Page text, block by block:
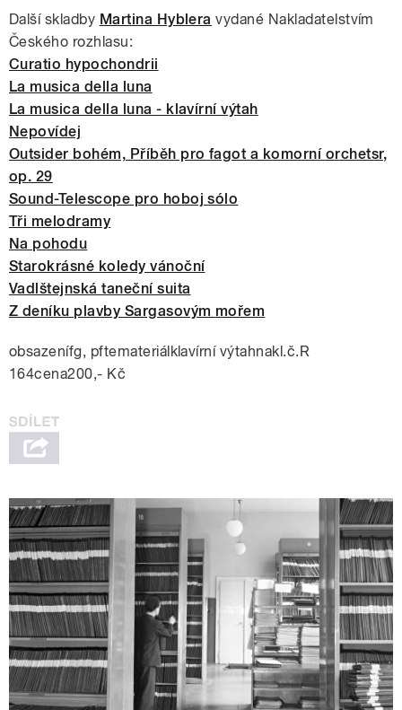
Další skladby Martina Hyblera vydané Nakladatelstvím
Českého rozhlasu:
Curatio hypochondrii
La musica della luna
La musica della luna - klavírní výtah
Nepovídej
Outsider bohém, Příběh pro fagot a komorní orchetsr,
op. 29
Sound-Telescope pro hoboj sólo
Tři melodramy
Na pohodu
Starokrásné koledy vánoční
Vadlštejnská taneční suita
Z deníku plavby Sargasovým mořem
obsazenífg, pftemateriálklavírní výtahnakl.č.R
164cena200,- Kč